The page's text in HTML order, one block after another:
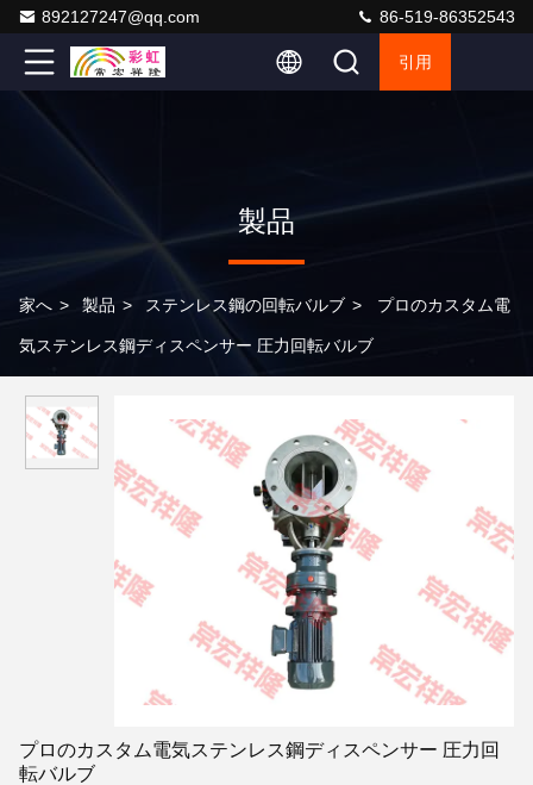
892127247@qq.com 86-519-86352543
引用
製品
家へ > 製品 > ステンレス鋼の回転バルブ > プロのカスタム電
気ステンレス鋼ディスペンサー 圧力回転バルブ
プロのカスタム電気ステンレス鋼ディスペンサー 圧力回
転バルブ